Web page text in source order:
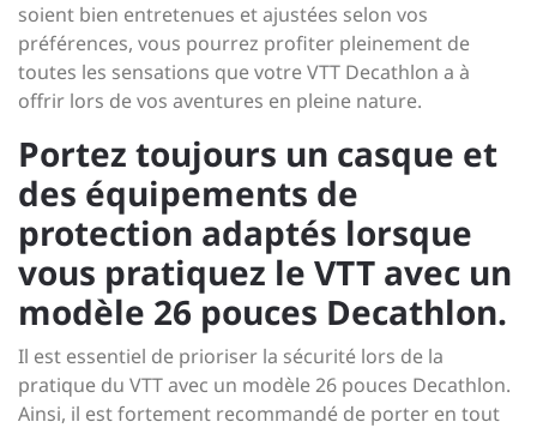
soient bien entretenues et ajustées selon vos
préférences, vous pourrez profiter pleinement de
toutes les sensations que votre VTT Decathlon a à
offrir lors de vos aventures en pleine nature.
Portez toujours un casque et
des équipements de
protection adaptés lorsque
vous pratiquez le VTT avec un
modèle 26 pouces Decathlon.
Il est essentiel de prioriser la sécurité lors de la
pratique du VTT avec un modèle 26 pouces Decathlon.
Ainsi, il est fortement recommandé de porter en tout